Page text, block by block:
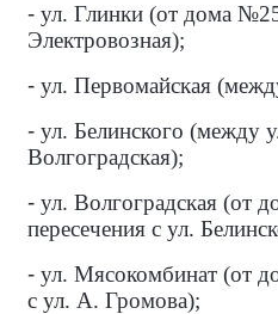
- ул. Глинки (от дома
Электровозная);
- ул. Первомайская
- ул. Белинского (между
Волгоградская);
- ул. Волгоградская (от
пересечения с ул.
- ул. Мясокомбинат (от
с ул. А. Громова);